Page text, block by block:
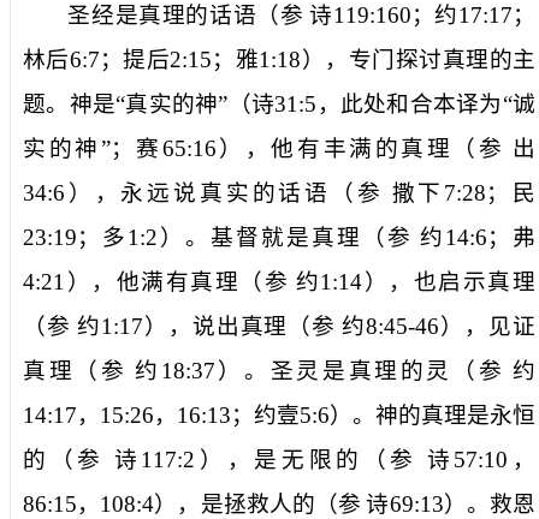
圣经是真理的话语（参 诗119:160；约17:17；
林后6:7；提后2:15；雅1:18），专门探讨真理的主
题。神是“真实的神”（诗31:5 ，此处和合本译为“诚
实的神”；赛65:16 ），他有丰满的真理（参 出
34:6 ），永远说真实的话语（参 撒下 7:28；民
23:19；多1:2 ）。基督就是真理（参 约14:6；弗
4:21 ），他满有真理（参 约1:14），也启示真理
（参 约1:17），说出真理（参 约8:45-46），见证
真理（参 约 18:37 ）。圣灵是真理的灵（参 约
14:17， 15:26， 16:13；约壹5:6）。神的真理是永恒
的（参
诗 117:2 ），是无限的（参 诗 57:10 ，
86:15， 108:4），是拯救人的（参 诗69:13）。救恩